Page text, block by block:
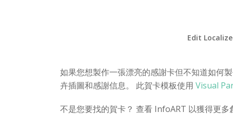
Edit
如果您想製作一張漂亮的感謝卡但不知道如何
卉插圖和感謝信息。 此賀卡模板使用 Visual
不是您要找的賀卡？ 查看 InfoART 以獲得更多